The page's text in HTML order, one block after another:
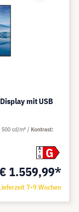
mit USB
A
G
G
€ 1.559,99*
7-9 Wochen
500 cd/m²
Kontrast